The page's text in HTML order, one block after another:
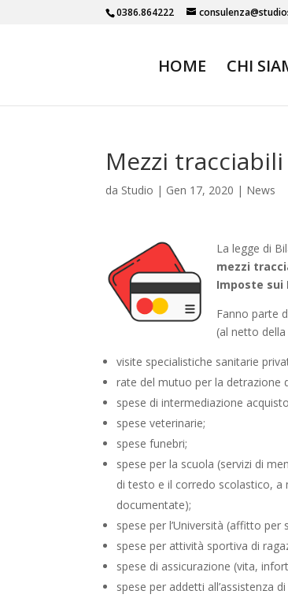
0386.864222
HOME CHI
Mezzi
da Studio | Gen 17, 2020 | News
La legge di
mezzi
Imposte sui
Fanno parte
(al netto
visite specialistiche sanitarie
rate del mutuo per la detrazione
spese di intermediazione
spese veterinarie;
spese funebri;
spese per la scuola (servizi di
di testo e il corredo scolastico,
documentate);
spese per l’Università (affitto per
spese per attività sportiva di
spese di assicurazione (vita,
spese per addetti all’assistenza